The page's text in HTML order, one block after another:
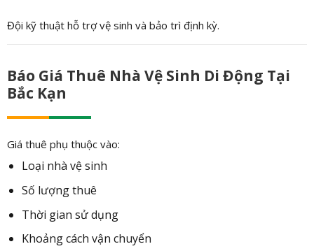
Đội kỹ thuật hỗ trợ vệ sinh và bảo trì định kỳ.
Báo Giá Thuê Nhà Vệ Sinh Di Động Tại
Bắc Kạn
Giá thuê phụ thuộc vào:
Loại nhà vệ sinh
Số lượng thuê
Thời gian sử dụng
Khoảng cách vận chuyển